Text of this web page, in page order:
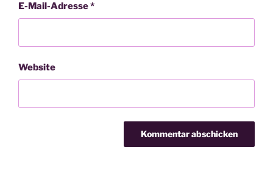
E-Mail-Adresse*
Website